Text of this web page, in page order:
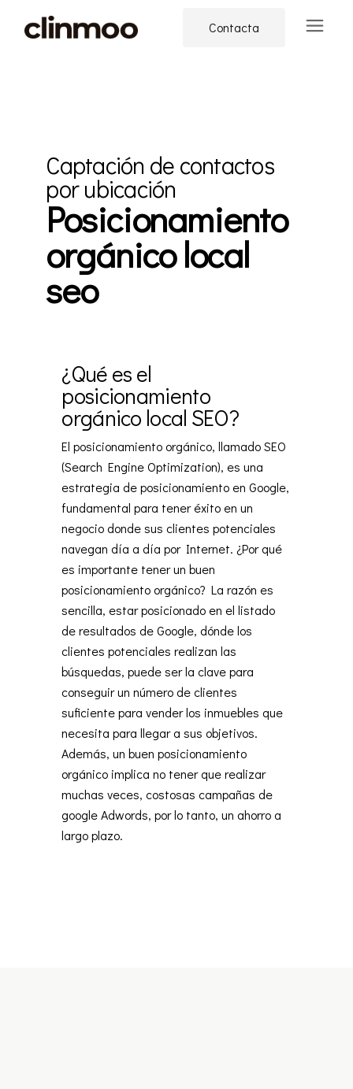
Contacta
Captación de contactos
por ubicación
Posicionamiento
orgánico local
seo
¿Qué es el
posicionamiento
orgánico local SEO?
El posicionamiento orgánico, llamado SEO
(Search Engine Optimization), es una
estrategia de posicionamiento en Google,
fundamental para tener éxito en un
negocio donde sus clientes potenciales
navegan día a día por Internet. ¿Por qué
es importante tener un buen
posicionamiento orgánico? La razón es
sencilla, estar posicionado en el listado
de resultados de Google, dónde los
clientes potenciales realizan las
búsquedas, puede ser la clave para
conseguir un número de clientes
suficiente para vender los inmuebles que
necesita para llegar a sus objetivos.
Además, un buen posicionamiento
orgánico implica no tener que realizar
muchas veces, costosas campañas de
google Adwords, por lo tanto, un ahorro a
largo plazo.